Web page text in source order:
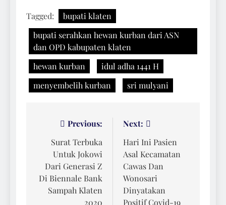
Tagged:
bupati klaten
bupati serahkan hewan kurban dari ASN
dan OPD kabupaten klaten
hewan kurban
idul adha 1441 H
menyembelih kurban
sri mulyani
Navigasi
pos
Previous:
Surat Terbuka
Untuk Jokowi
Dari Generasi Z
Di Biennale Bank
Sampah Klaten
2020
Next:
Hari Ini Pasien
Asal Kecamatan
Cawas Dan
Wonosari
Dinyatakan
Positif Covid-19